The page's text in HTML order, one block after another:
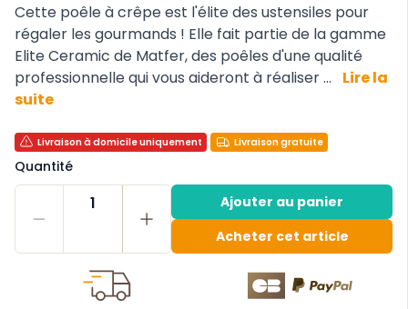
Cette poêle à crêpe est l'élite des ustensiles pour
régaler les gourmands ! Elle fait partie de la gamme
Elite Ceramic de Matfer, des poêles d'une qualité
professionnelle qui vous aideront à réaliser ...
Lire la
suite
Livraison à domicile uniquement Livraison gratuite
Quantité
1
Ajouter au panier
Acheter cet article